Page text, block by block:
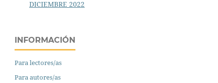
DICIEMBRE 2022
INFORMACIÓN
Para lectores/as
Para autores/as